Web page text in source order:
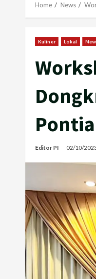
Home News
Kuliner Lokal
Editor PI 02/10/